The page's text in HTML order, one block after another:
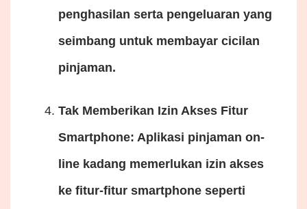
penghasilan serta pengeluaran yang
seimbang untuk membayar cicilan
pinjaman.
Tak Memberikan Izin Akses Fitur
Smartphone: Aplikasi pinjaman on-
line kadang memerlukan izin akses
ke fitur-fitur smartphone seperti